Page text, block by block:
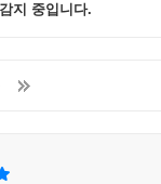
지 중입니다.